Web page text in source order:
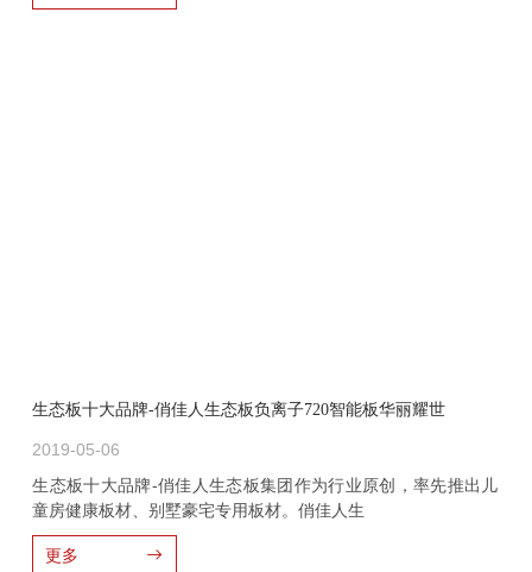
生态板十大品牌-俏佳人生态板负离子720智能板华丽耀世
2019-05-06
生态板十大品牌-俏佳人生态板集团作为行业原创，率先推出儿
童房健康板材、别墅豪宅专用板材。俏佳人生
更多